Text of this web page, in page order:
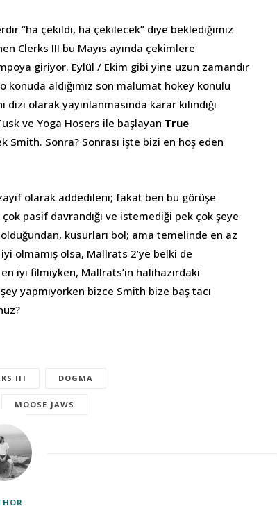
“ha çekildi, ha çekilecek” diye beklediğimiz
Clerks III bu Mayıs ayında çekimlere
giriyor. Eylül / Ekim gibi yine uzun zamandır
konuda aldığımız son malumat hokey konulu
olarak yayınlanmasında karar kılındığı
ve Yoga Hosers ile başlayan True
Smith. Sonra? Sonrası işte bizi en hoş eden
olarak addedileni; fakat ben bu görüşe
pasif davrandığı ve istemediği pek çok şeye
kusurları bol; ama temelinde en az
olmamış olsa, Mallrats 2’ye belki de
iyi filmiyken, Mallrats’in halihazırdaki
yapmıyorken bizce Smith bize baş tacı
III DOGMA
MOOSE JAWS